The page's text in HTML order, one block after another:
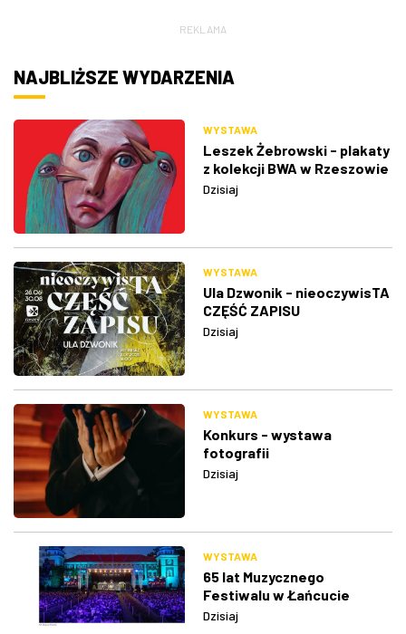
REKLAMA
NAJBLIŻSZE WYDARZENIA
WYSTAWA
Leszek Żebrowski - plakaty
z kolekcji BWA w Rzeszowie
Dzisiaj
WYSTAWA
Ula Dzwonik - nieoczywisTA
CZĘŚĆ ZAPISU
Dzisiaj
WYSTAWA
Konkurs - wystawa
fotografii
Dzisiaj
WYSTAWA
65 lat Muzycznego
Festiwalu w Łańcucie
Dzisiaj